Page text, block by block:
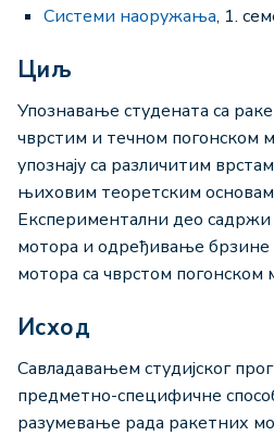
Системи наоружања, 1.
Циљ
Упознавање студената са
чврстим и течном погонском
упознају са различитим
њиховим теоретским
Експериментални део садржи
мотора и одређивање
мотора са чврстом погонском
Исход
Савладавањем студијског
предметно-специфичне
разумевање рада ракетних